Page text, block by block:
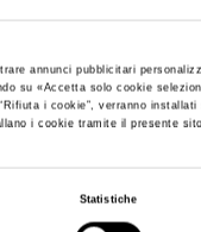
annunci pubblicitari
su «Accetta solo cookie
Rifiuta i cookie”, verranno
i cookie tramite il presente
Statistiche
- Orientamento,